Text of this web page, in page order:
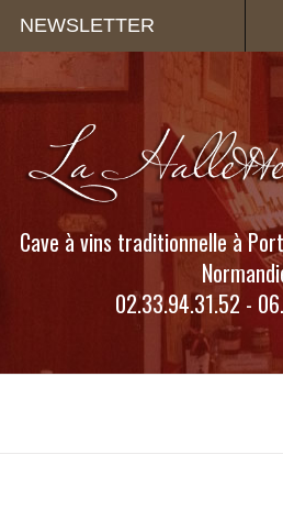
NEWSLETTER
Cave à vins traditionnelle à
02.33.94.31.52 -
Panneau de gestion des cookies